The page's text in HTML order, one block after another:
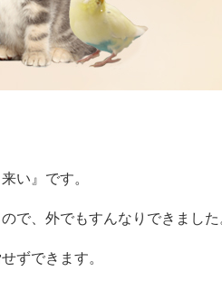
い』です。
で、外でもすんなりできました
ずできます。